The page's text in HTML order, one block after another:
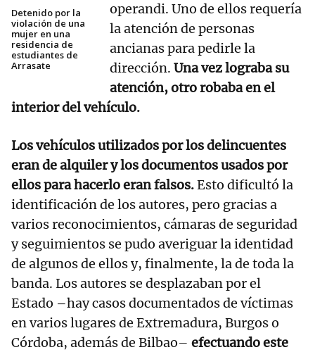
Detenido por la
violación de una
mujer en una
residencia de
estudiantes de
Arrasate
operandi. Uno de ellos requería
la atención de personas
ancianas para pedirle la
dirección. Una vez lograba su
atención, otro robaba en el
interior del vehículo.
Los vehículos utilizados por los delincuentes
eran de alquiler y los documentos usados por
ellos para hacerlo eran falsos.Esto dificultó la
identificación de los autores, pero gracias a
varios reconocimientos, cámaras de seguridad
y seguimientos se pudo averiguar la identidad
de algunos de ellos y, finalmente, la de toda la
banda. Los autores se desplazaban por el
Estado –hay casos documentados de víctimas
en varios lugares de Extremadura, Burgos o
Córdoba, además de Bilbao– efectuando este